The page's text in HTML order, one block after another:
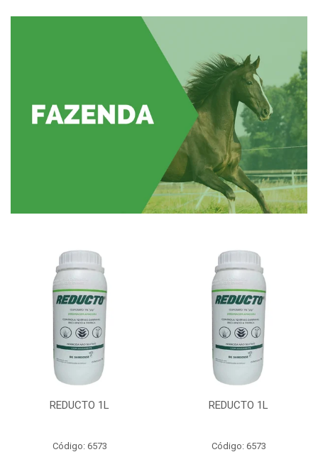
REDUCTO 1L
Código: 6573
REDUCTO 1L
Código: 6573